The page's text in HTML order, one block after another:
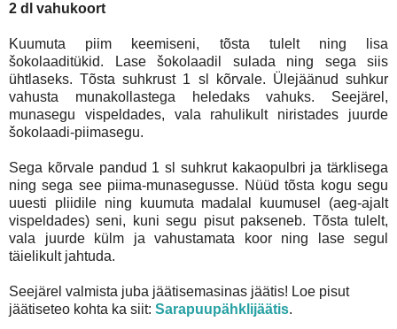
2 dl vahukoort
Kuumuta piim keemiseni, tõsta tulelt ning lisa
šokolaaditükid. Lase šokolaadil sulada ning sega siis
ühtlaseks. Tõsta suhkrust 1 sl kõrvale. Ülejäänud suhkur
vahusta munakollastega heledaks vahuks. Seejärel,
munasegu vispeldades, vala rahulikult niristades juurde
šokolaadi-piimasegu.
Sega kõrvale pandud 1 sl suhkrut kakaopulbri ja tärklisega
ning sega see piima-munasegusse. Nüüd tõsta kogu segu
uuesti pliidile ning kuumuta madalal kuumusel (aeg-ajalt
vispeldades) seni, kuni segu pisut pakseneb. Tõsta tulelt,
vala juurde külm ja vahustamata koor ning lase segul
täielikult jahtuda.
Seejärel valmista juba jäätisemasinas jäätis! Loe pisut
jäätiseteo kohta ka siit: Sarapuupähklijäätis.